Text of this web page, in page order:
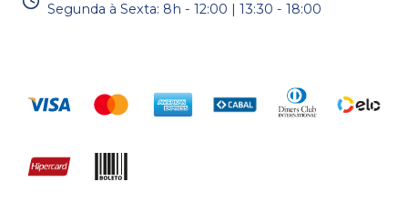
Segunda à Sexta: 8h - 12:00 | 13:30 - 18:00